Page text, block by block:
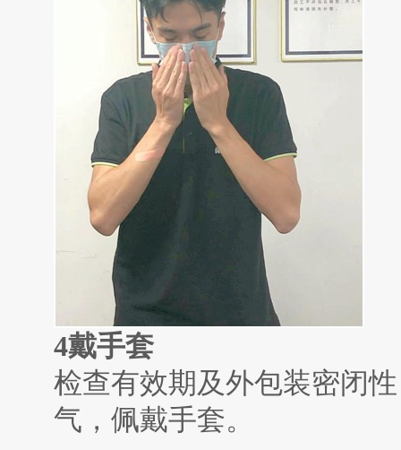
4戴手套
检查有效期及外包装密闭
气，佩戴手套。